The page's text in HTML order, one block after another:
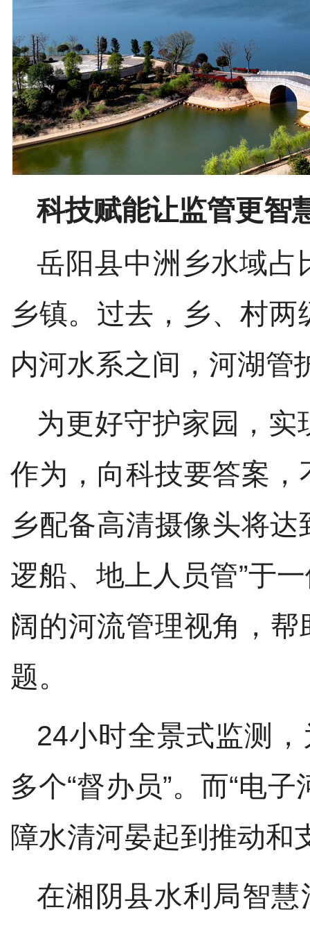
科技赋能让监管更智
岳阳县中洲乡水域占
乡镇。过去，乡、村
内河水系之间，河湖管
为更好守护家园 ，
作为，向科技要答案
乡配备高清摄像头将达
逻船、地上人员管”于
阔的河流管理视角，
题。
24小时全景式监测
多个“督办员”。而“电子
障水清河晏起到推动和
在湘阴县水利局智